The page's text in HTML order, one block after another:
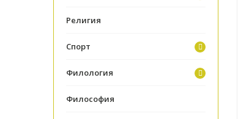
Религия
Спорт
Филология
Философия